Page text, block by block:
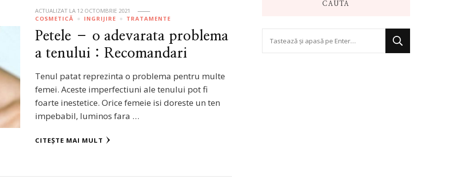
ACTUALIZAT LA 12 OCTOMBRIE 2021
COSMETICĂ
INGRIJIRE TRATAMENTE
Petele – o adevarata problema
a tenului : Recomandari
Tenul patat reprezinta o problema pentru multe
femei. Aceste imperfectiuni ale tenului pot fi
foarte inestetice. Orice femeie isi doreste un ten
impebabil, luminos fara …
CITEȘTE MAI MULT
CAUTA